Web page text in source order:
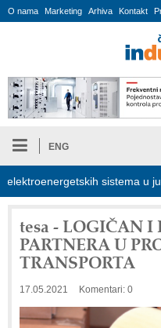
O nama Marketing Arhiva Kontakt
ENG
sistema u
tesa - LOGIČAN I
PARTNERA U
TRANSPORTA
17.05.2021 Komentari: 0